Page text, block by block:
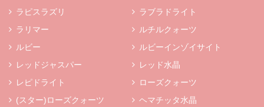
ラピスラズリ
ラブラドライト
ラリマー
ルチルクォーツ
ルビー
ルビーインゾイサイト
レッドジャスパー
レッド水晶
レピドライト
ローズクォーツ
(スター)ローズクォーツ
ヘマチッタ水晶